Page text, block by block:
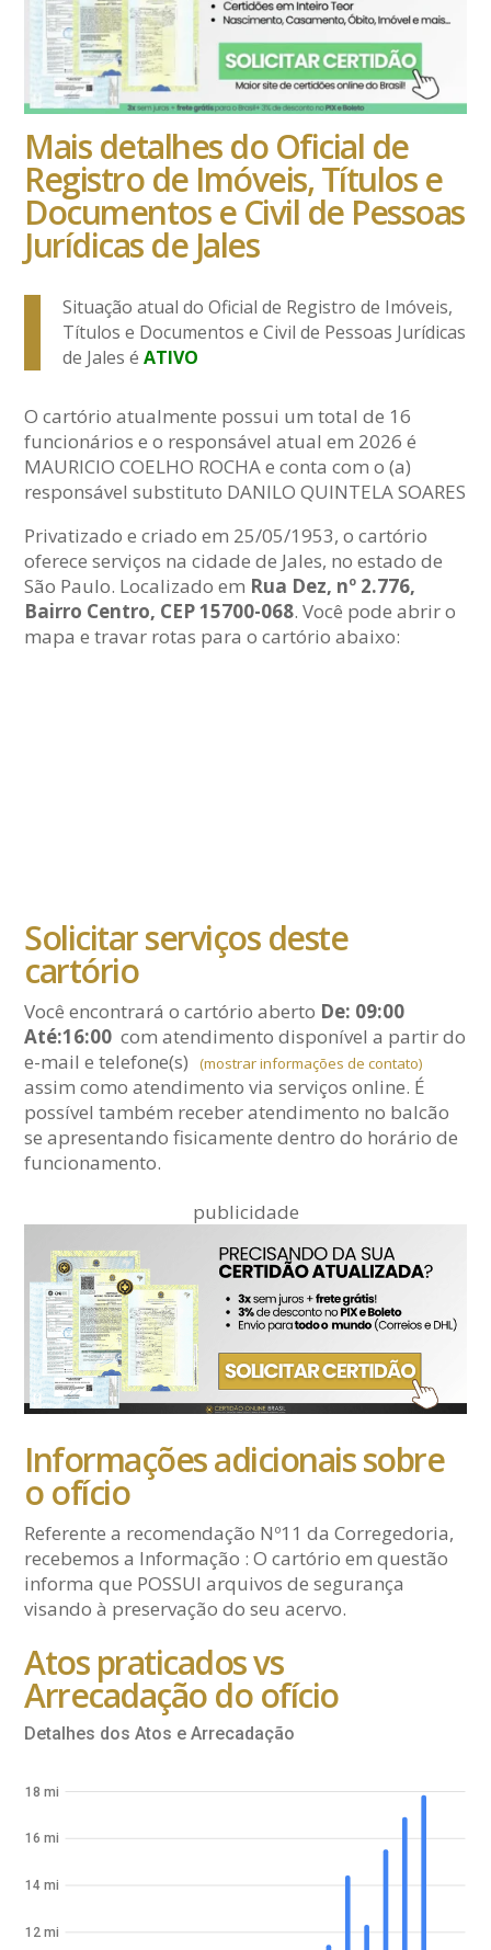
Mais detalhes do Oficial de
Registro de Imóveis, Títulos e
Documentos e Civil de Pessoas
Jurídicas de Jales
Situação atual do Oficial de Registro de Imóveis,
Títulos e Documentos e Civil de Pessoas Jurídicas
de Jales éATIVO
O cartório atualmente possui um total de 16
funcionários e o responsável atual em 2026 é
MAURICIO COELHO ROCHA e conta com o (a)
responsável substituto DANILO QUINTELA SOARES
Privatizado e criado em 25/05/1953, o cartório
oferece serviços na cidade de Jales, no estado de
São Paulo. Localizado em Rua Dez, nº 2.776,
Bairro Centro, CEP 15700-068. Você pode abrir o
mapa e travar rotas para o cartório abaixo:
Solicitar serviços deste
cartório
Você encontrará o cartório aberto De: 09:00
Até:16:00 com atendimento disponível a partir do
e-maile telefone(s) (mostrar informações de contato)
assim como atendimento via serviços online. É
possível também receber atendimento no balcão
se apresentando fisicamente dentro do horário de
funcionamento.
publicidade
Informações adicionais sobre
o ofício
Referente a recomendação Nº11 da Corregedoria,
recebemos a Informação : O cartório em questão
informa que POSSUI arquivos de segurança
visando à preservação do seu acervo.
Atos praticados vs
Arrecadação do ofício
Detalhes dos Atos e Arrecadação
12 mi
14 mi
16 mi
18 mi